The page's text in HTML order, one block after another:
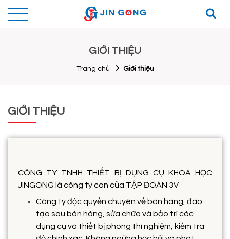
GIỚI THIỆU
Trang chủ Giới thiệu
GIỚI THIỆU
CÔNG TY TNHH THIẾT BỊ DỤNG CỤ KHOA HỌC
JINGONG là công ty con của TẬP ĐOÀN 3V
Công ty độc quyền chuyên về bán hàng, đào
tạo sau bán hàng, sửa chữa và bảo trì các
dụng cụ và thiết bị phòng thí nghiệm, kiểm tra